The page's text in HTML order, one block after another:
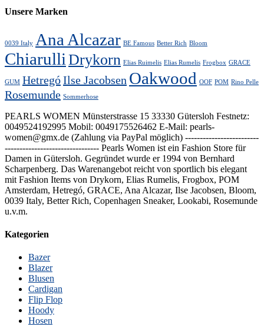
Unsere Marken
0039 Italy Ana Alcazar BE Famous Better Rich Bloom
Chiarulli Drykorn Elias Ruimelis Elias Rumelis Frogbox GRACE
GUM HetregóIlse Jacobsen Oakwood OOF POM Rino Pelle
Rosemunde Sommerhose
PEARLS WOMEN Münsterstrasse 15 33330 Gütersloh Festnetz:
0049524192995 Mobil: 0049175526462 E-Mail: pearls-
women@gmx.de (Zahlung via PayPal möglich) -------------------------
-------------------------------- Pearls Women ist ein Fashion Store für
Damen in Gütersloh. Gegründet wurde er 1994 von Bernhard
Scharpenberg. Das Warenangebot reicht von sportlich bis elegant
mit Fashion Items von Drykorn, Elias Rumelis, Frogbox, POM
Amsterdam, Hetregó, GRACE, Ana Alcazar, Ilse Jacobsen, Bloom,
0039 Italy, Better Rich, Copenhagen Sneaker, Lookabi, Rosemunde
u.v.m.
Kategorien
Bazer
Blazer
Blusen
Cardigan
Flip Flop
Hoody
Hosen